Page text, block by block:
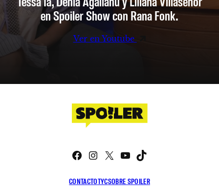
en Spoiler Show con Rana Fonk.
Ver en Youtube
CONTACTOTYCSOBRE SPOILER
Facebook
Instagram
X YouTube